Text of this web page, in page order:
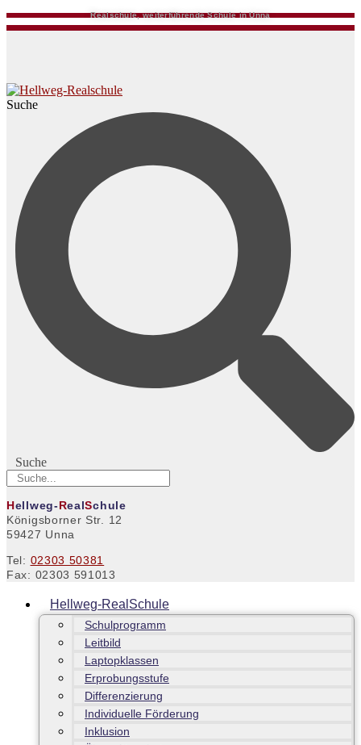
Realschule, weiterführende Schule in Unna
Suche
Suche
Hellweg-RealSchule
Königsborner Str. 12
59427 Unna
Tel: 02303 50381
Fax: 02303 591013
Hellweg-RealSchule
Schulprogramm
Leitbild
Laptopklassen
Erprobungsstufe
Differenzierung
Individuelle Förderung
Inklusion